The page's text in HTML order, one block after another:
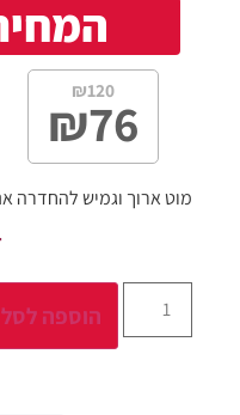
₪120
₪76
מוט ארוך וגמיש להחדרה
הוספה לסל